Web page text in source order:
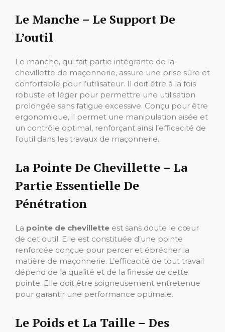
Le Manche – Le Support De
L’outil
Le manche, qui fait partie intégrante de la
chevillette de maçonnerie, assure une prise sûre et
confortable pour l’utilisateur. Il doit être à la fois
robuste et léger pour permettre une utilisation
prolongée sans fatigue excessive. Conçu pour être
ergonomique, il permet une manipulation aisée et
un contrôle optimal, renforçant ainsi l’efficacité de
l’outil dans les travaux de maçonnerie.
La Pointe De Chevillette – La
Partie Essentielle De
Pénétration
La pointe de chevillette est sans doute le cœur
de cet outil. Elle est constituée d’une pointe
renforcée conçue pour percer et ébrécher la
matière de maçonnerie. L’efficacité de tout travail
dépend de la qualité et de la finesse de cette
pointe. Elle doit être soigneusement entretenue
pour garantir une performance optimale.
Le Poids et La Taille – Des